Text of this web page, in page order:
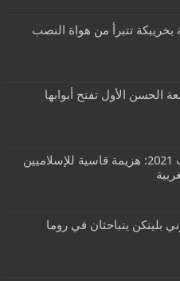
بخريبكة تتبرأ من هواة النصب
الحسن الأول تفتح أبوابها
قراءة في انتخابات 2021: هزيمة قاسية للإسلاميين
بلينكن يتباحثان في روما